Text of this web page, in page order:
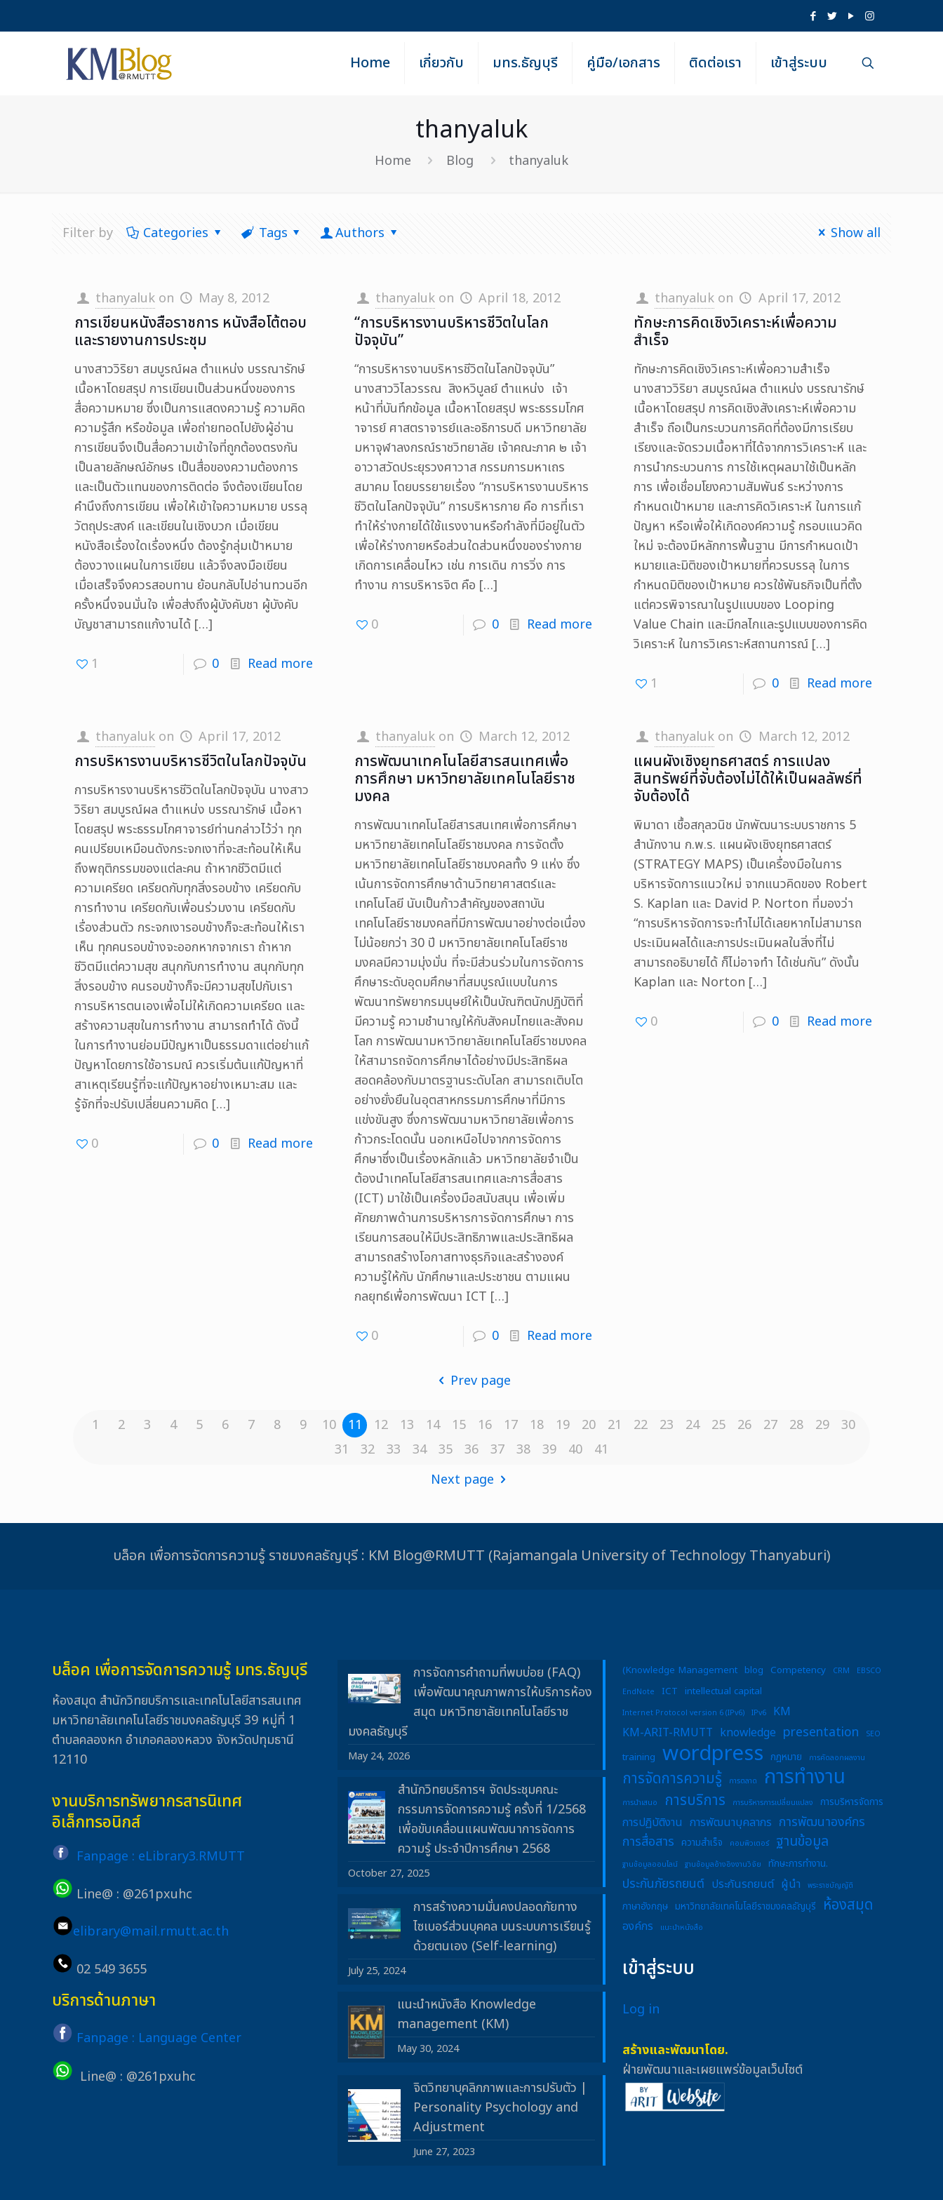
Home เกี่ยวกับ มทร.ธัญบุรี คู่มือ/เอกสาร ติดต่อเรา เข้าสู่ระบบ
thanyaluk
Home Blog thanyaluk
Filter by Categories Tags Authors Show all
thanyaluk on May 8, 2012
การเขียนหนังสือราชการ หนังสือโต้ตอบ
และรายงานการประชุม
นางสาววิริยา สมบูรณ์ผล ตำแหน่ง บรรณารักษ์
เนื้อหาโดยสรุป การเขียนเป็นส่วนหนึ่งของการ
สื่อความหมาย ซึ่งเป็นการแสดงความรู้ ความคิด
ความรู้สึก หรือข้อมูล เพื่อถ่ายทอดไปยังผู้อ่าน
การเขียนจึงเป็นสื่อความเข้าใจที่ถูกต้องตรงกัน
เป็นลายลักษณ์อักษร เป็นสื่อของความต้องการ
และเป็นตัวแทนของการติดต่อ จึงต้องเขียนโดย
คำนึงถึงการเขียน เพื่อให้เข้าใจความหมาย บรรลุ
วัตถุประสงค์ และเขียนในเชิงบวก เมื่อเขียน
หนังสือเรื่องใดเรื่องหนึ่ง ต้องรู้กลุ่มเป้าหมาย
ต้องวางแผนในการเขียน แล้วจึงลงมือเขียน
เมื่อเสร็จจึงควรสอบทาน ย้อนกลับไปอ่านทวนอีก
ครั้งหนึ่งจนมั่นใจ เพื่อส่งถึงผู้บังคับชา ผู้บังคับ
บัญชาสามารถแก้งานได้[…]
1 0 Read more
thanyaluk on April 18, 2012
“การบริหารงานบริหารชีวิตในโลก
ปัจจุบัน”
“การบริหารงานบริหารชีวิตในโลกปัจจุบัน”
นางสาววิไลวรรณ สิงหวิบูลย์ ตำแหน่ง เจ้า
หน้าที่บันทึกข้อมูล เนื้อหาโดยสรุป พระธรรมโกศ
าจารย์ ศาสตราจารย์และอธิการบดี มหาวิทยาลัย
มหาจุฬาลงกรณ์ราชวิทยาลัย เจ้าคณะภาค ๒ เจ้า
อาวาสวัดประยุรวงศาวาส กรรมการมหาเถร
สมาคม โดยบรรยายเรื่อง “การบริหารงานบริหาร
ชีวิตในโลกปัจจุบัน” การบริหารกาย คือ การที่เรา
ทำให้ร่างกายได้ใช้แรงงานหรือกำลังที่มีอยู่ในตัว
เพื่อให้ร่างกายหรือส่วนใดส่วนหนึ่งของร่างกาย
เกิดการเคลื่อนไหว เช่น การเดิน การวิ่ง การ
ทำงาน การบริหารจิต คือ […]
0 0 Read more
thanyaluk on April 17, 2012
ทักษะการคิดเชิงวิเคราะห์เพื่อความ
สำเร็จ
ทักษะการคิดเชิงวิเคราะห์เพื่อความสำเร็จ
นางสาววิริยา สมบูรณ์ผล ตำแหน่ง บรรณารักษ์
เนื้อหาโดยสรุป การคิดเชิงสังเคราะห์เพื่อความ
สำเร็จ ถือเป็นกระบวนการคิดที่ต้องมีการเรียบ
เรียงและจัดรวมเนื้อหาที่ได้จากการวิเคราะห์ และ
การนำกระบวนการ การใช้เหตุผลมาใช้เป็นหลัก
การ เพื่อเชื่อมโยงความสัมพันธ์ ระหว่างการ
กำหนดเป้าหมาย และการคิดวิเคราะห์ ในการแก้
ปัญหา หรือเพื่อให้เกิดองค์ความรู้ กรอบแนวคิด
ใหม่ จะต้องมีหลักการพื้นฐาน มีการกำหนดเป้า
หมายและมิติของเป้าหมายที่ควรบรรลุ ในการ
กำหนดมิติของเป้าหมาย ควรใช้พันธกิจเป็นที่ตั้ง
แต่ควรพิจารณาในรูปแบบของ Looping
Value Chain และมีกลไกและรูปแบบของการคิด
วิเคราะห์ ในการวิเคราะห์สถานการณ์ […]
1 0 Read more
thanyaluk on April 17, 2012
การบริหารงานบริหารชีวิตในโลกปัจจุบัน
การบริหารงานบริหารชีวิตในโลกปัจจุบัน นางสาว
วิริยา สมบูรณ์ผล ตำแหน่ง บรรณารักษ์ เนื้อหา
โดยสรุป พระธรรมโกศาจารย์ท่านกล่าวไว้ว่า ทุก
คนเปรียบเหมือนดังกระจกเงาที่จะสะท้อนให้เห็น
ถึงพฤติกรรมของแต่ละคน ถ้าหากชีวิตมีแต่
ความเครียด เครียดกับทุกสิ่งรอบข้าง เครียดกับ
การทำงาน เครียดกับเพื่อนร่วมงาน เครียดกับ
เรื่องส่วนตัว กระจกเงารอบข้างก็จะสะท้อนให้เรา
เห็น ทุกคนรอบข้างจะออกหากจากเรา ถ้าหาก
ชีวิตมีแต่ความสุข สนุกกับการทำงาน สนุกกับทุก
สิ่งรอบข้าง คนรอบข้างก็จะมีความสุขไปกับเรา
การบริหารตนเองเพื่อไม่ให้เกิดความเครียด และ
สร้างความสุขในการทำงาน สามารถทำได้ ดังนี้
ในการทำงานย่อมมีปัญหาเป็นธรรมดาแต่อย่าแก้
ปัญหาโดยการใช้อารมณ์ ควรเริ่มต้นแก้ปัญหาที่
สาเหตุเรียนรู้ที่จะแก้ปัญหาอย่างเหมาะสม และ
รู้จักที่จะปรับเปลี่ยนความคิด […]
0 0 Read more
thanyaluk on March 12, 2012
การพัฒนาเทคโนโลยีสารสนเทศเพื่อ
การศึกษา มหาวิทยาลัยเทคโนโลยีราช
มงคล
การพัฒนาเทคโนโลยีสารสนเทศเพื่อการศึกษา
มหาวิทยาลัยเทคโนโลยีราชมงคล การจัดตั้ง
มหาวิทยาลัยเทคโนโลยีราชมงคลทั้ง 9 แห่ง ซึ่ง
เน้นการจัดการศึกษาด้านวิทยาศาสตร์และ
เทคโนโลยี นับเป็นก้าวสำคัญของสถาบัน
เทคโนโลยีราชมงคลที่มีการพัฒนาอย่างต่อเนื่อง
ไม่น้อยกว่า 30 ปี มหาวิทยาลัยเทคโนโลยีราช
มงคลมีความมุ่งมั่น ที่จะมีส่วนร่วมในการจัดการ
ศึกษาระดับอุดมศึกษาที่สมบูรณ์แบบในการ
พัฒนาทรัพยากรมนุษย์ให้เป็นบัณฑิตนักปฏิบัติที่
มีความรู้ ความชำนาญให้กับสังคมไทยและสังคม
โลก การพัฒนามหาวิทยาลัยเทคโนโลยีราชมงคล
ให้สามารถจัดการศึกษาได้อย่างมีประสิทธิผล
สอดคล้องกับมาตรฐานระดับโลก สามารถเติบโต
อย่างยั่งยืนในอุตสาหกรรมการศึกษาที่มีการ
แข่งขันสูง ซึ่งการพัฒนามหาวิทยาลัยเพื่อการ
ก้าวกระโดดนั้น นอกเหนือไปจากการจัดการ
ศึกษาซึ่งเป็นเรื่องหลักแล้ว มหาวิทยาลัยจำเป็น
ต้องนำเทคโนโลยีสารสนเทศและการสื่อสาร
(ICT) มาใช้เป็นเครื่องมือสนับสนุน เพื่อเพิ่ม
ศักยภาพด้านการบริหารการจัดการศึกษา การ
เรียนการสอนให้มีประสิทธิภาพและประสิทธิผล
สามารถสร้างโอกาสทางธุรกิจและสร้างองค์
ความรู้ให้กับ นักศึกษาและประชาชน ตามแผน
กลยุทธ์เพื่อการพัฒนา ICT […]
0 0 Read more
thanyaluk on March 12, 2012
แผนผังเชิงยุทธศาสตร์ การแปลง
สินทรัพย์ที่จับต้องไม่ได้ให้เป็นผลลัพธ์ที่
จับต้องได้
พิมาดา เชื้อสกุลวนิช นักพัฒนาระบบราชการ 5
สำนักงาน ก.พ.ร. แผนผังเชิงยุทธศาสตร์
(STRATEGY MAPS) เป็นเครื่องมือในการ
บริหารจัดการแนวใหม่ จากแนวคิดของ Robert
S. Kaplan และ David P. Norton ที่มองว่า
“การบริหารจัดการจะทำไม่ได้เลยหากไม่สามารถ
ประเมินผลได้และการประเมินผลในสิ่งที่ไม่
สามารถอธิบายได้ ก็ไม่อาจทำ ได้เช่นกัน” ดังนั้น
Kaplan และ Norton […]
0 0 Read more
Prev page
1 2 3 4 5 6 7 8 9 10 11 12 13 14 15 16 17 18 19 20 21 22 23 24 25 26 27 28 29
30
31
32 33 34 35 36 37 38 39 40
41
Next page
บล็อค เพื่อการจัดการความรู้ ราชมงคลธัญบุรี : KM Blog@RMUTT (Rajamangala University of Technology Thanyaburi)
บล็อค เพื่อการจัดการความรู้ มทร.ธัญบุรี
ห้องสมุด สำนักวิทยบริการและเทคโนโลยีสารสนเทศ
มหาวิทยาลัยเทคโนโลยีราชมงคลธัญบุรี 39 หมู่ที่ 1
ตำบลคลองหก อำเภอคลองหลวง จังหวัดปทุมธานี
12110
งานบริการทรัพยากรสารนิเทศ
อิเล็กทรอนิกส์
Fanpage : eLibrary3.RMUTT
Line@ : @261pxuhc
elibrary@mail.rmutt.ac.th
02 549 3655
บริการด้านภาษา
Fanpage : Language Center
Line@ : @261pxuhc
การจัดการคำถามที่พบบ่อย (FAQ)
เพื่อพัฒนาคุณภาพการให้บริการห้อง
สมุด มหาวิทยาลัยเทคโนโลยีราช
มงคลธัญบุรี
May 24, 2026
สำนักวิทยบริการฯ จัดประชุมคณะ
กรรมการจัดการความรู้ ครั้งที่ 1/2568
เพื่อขับเคลื่อนแผนพัฒนาการจัดการ
ความรู้ ประจำปีการศึกษา 2568
October 27, 2025
การสร้างความมั่นคงปลอดภัยทาง
ไซเบอร์ส่วนบุคคล บนระบบการเรียนรู้
ด้วยตนเอง (Self-learning)
July 25, 2024
แนะนำหนังสือ Knowledge
management (KM)
May 30, 2024
จิตวิทยาบุคลิกภาพและการปรับตัว |
Personality Psychology and
Adjustment
June 27, 2023
(Knowledge Management blog Competency CRM
EBSCO
EndNote
ICT intellectual capital
Internet Protocol version 6 (IPv6) IPv6
KM
KM-ARIT-RMUTT knowledge presentation SEO
training wordpress กฎหมาย การคัดลอกผลงาน
การจัดการความรู้ การตลาด การทำงาน
การนำเสนอ การบริการ การบริหารการเปลี่ยนแปลง การบริหารจัดการ
การปฏิบัติงาน การพัฒนาบุคลากร การพัฒนาองค์กร
การสื่อสาร ความสำเร็จ คอมพิวเตอร์ ฐานข้อมูล
ฐานข้อมูลออนไลน์ ฐานข้อมูลอ้างอิงงานวิจัย ทักษะการทำงาน.
ประกันภัยรถยนต์ ประกันรถยนต์ ผู้นำ พระราชบัญญัติ
ภาษาอังกฤษ มหาวิทยาลัยเทคโนโลยีราชมงคลธัญบุรี ห้องสมุด
องค์กร แนะนำหนังสือ
เข้าสู่ระบบ
Log in
สร้างและพัฒนาโดย.
ฝ่ายพัฒนาและเผยแพร่ข้อมูลเว็บไซต์